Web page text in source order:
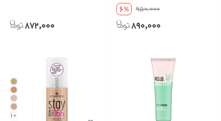
950,000
6%
890,000
872,000
+ 1